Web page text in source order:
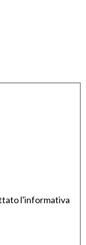
l'informativa